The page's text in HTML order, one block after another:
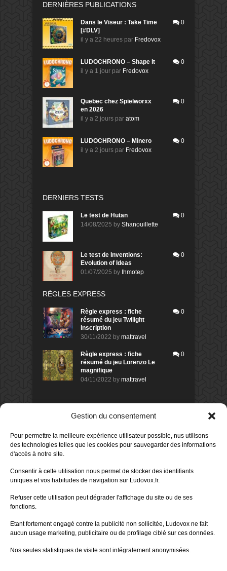
Gestion du consentement
Pour permettre la meilleure expérience utilisateur possible, nus utilisons
des technologies telles que les cookies pour sauvegarder des informations
d'accès à notre site.
Consentir à cette utilisation nous permet de stocker des identifiants
uniques et vos habitudes de navigation sur Ludovox.fr.
Refuser cette utilisation peut dégrader l'affichage du site ou de ses
fonctions.
Etant fortement engagé contre la publicité non sollicitée, Ludovox ne fait
aucun usage marketing, publicitaire ou de profilage ciblé sur ces données.
Nos seules statistiques de visite sont intégralement anonymisées.
DERNIÈRES PUBLICATIONS
Dans le Viseur : Take Time
[#DLV]
il y a 22 heures par Fredovox
0
LUDOCHRONO – Shape It
il y a 1 jour par Fredovox
0
Quebec chez Spielworxx
en 2026
il y a 2 jours par atom
0
LUDOCHRONO – Minero
il y a 2 jours par Fredovox
0
DERNIERS TESTS
Le test de Hutan
14/08/2025 by Shanouillette
0
Le test de Inventions:
Evolution of Ideas
01/07/2025 by Ihmotep
0
RÈGLES EXPRESS
Règle express : fiche
résumé du jeu Twilight
Inscription
30/11/2022 by mattravel
0
Règle express : fiche
résumé du jeu Lorenzo Le
magnifique
04/11/2022 by mattravel
0
DERNIERS AVIS DES MEMBRES
Avis de morlockbob
Sur le jeu Collect!
il y a 1 jour
Avis demorlockbob
Sur le jeu Detective Box - Ciao
Publié leil y a 2 jours
80%
Sur le jeu Detective Box - Ciao
Bella